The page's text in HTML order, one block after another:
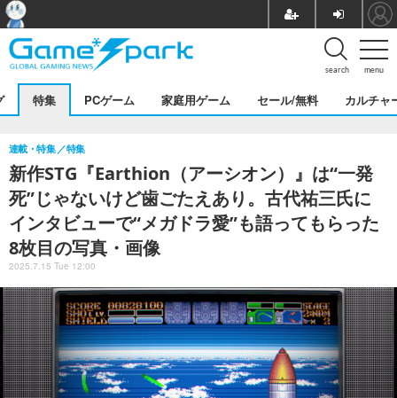
menu
search
特集 PCゲーム 家庭用ゲーム セール/無料 カルチャ
新作STG『Earthion（アーシオン）』は“一発
死”じゃないけど歯ごたえあり。古代祐三氏に
インタビューで“メガドラ愛”も語ってもらった
8枚目の写真・画像
連載・特集 特集
2025.7.15 Tue 12:00